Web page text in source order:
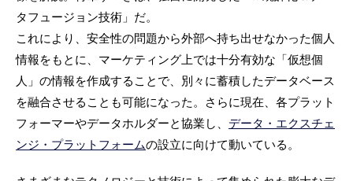
タフュージョン技術」だ。
これにより、安全性の問題から外部へ持ち出せなかった個人
情報をもとに、マーケティング上では十分有効な「仮想個
人」の情報を作成することで、別々に蓄積したデータベース
を融合させることも可能になった。さらに現在、各プラット
フォーマーやデータホルダーと協業し、 データ・エクスチェ
ンジ・プラットフォームの設立に向けて動いている。